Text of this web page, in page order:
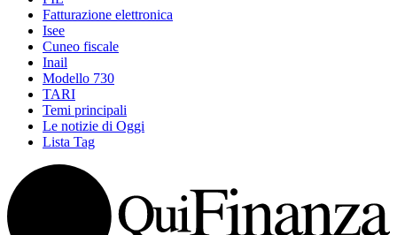
Fatturazione elettronica
Isee
Cuneo fiscale
Inail
Modello 730
TARI
Temi principali
Le notizie di Oggi
Lista Tag